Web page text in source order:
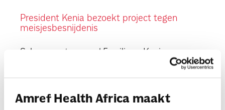
Amref Health Africa maakt
President Kenia bezoekt project tegen
meisjesbesnijdenis
Schoon water voor 1,5 miljoen Kenianen
Schoon water is van levensbelang
Reizigers Schiphol 50.000 euro